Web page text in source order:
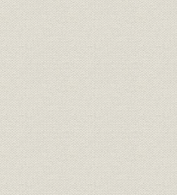
生存保険料表
保険金倍額支払特約保険料(保険
金一千円ニ付)
組織一覧表 昭和16年